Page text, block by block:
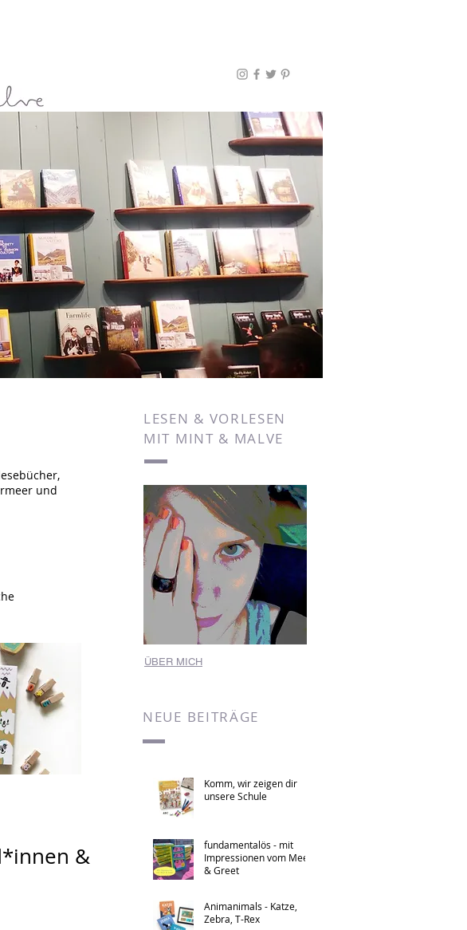
LESEN & VORLESEN
MIT MINT & MALVE
und
&
ÜBER MICH
NEUE BEITRÄGE
Komm, wir zeigen dir
unsere Schule
fundamentalös - mit
Impressionen vom Meet
& Greet
Animanimals - Katze,
Zebra, T-Rex